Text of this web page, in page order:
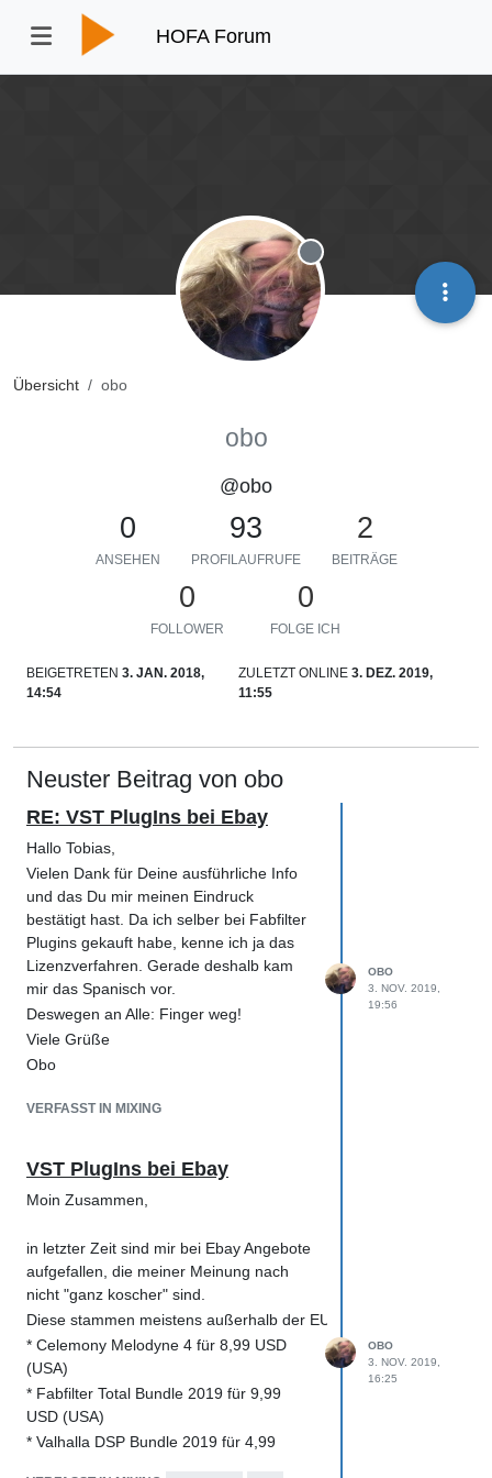
HOFA Forum
Übersicht obo
Offline
obo
@obo
0
ANSEHEN
93
PROFILAUFRUFE
2
BEITRÄGE
0
FOLLOWER
0
FOLGE ICH
BEIGETRETEN 3. JAN. 2018,
14:54
ZULETZT ONLINE 3. DEZ. 2019,
11:55
Neuster Beitrag von obo
RE: VST PlugIns bei Ebay
Hallo Tobias,
Vielen Dank für Deine ausführliche Info
und das Du mir meinen Eindruck
bestätigt hast. Da ich selber bei Fabfilter
Plugins gekauft habe, kenne ich ja das
Lizenzverfahren. Gerade deshalb kam
mir das Spanisch vor.
Deswegen an Alle: Finger weg!
Viele Grüße
Obo
VERFASST IN MIXING
OBO
3. NOV. 2019,
19:56
VST PlugIns bei Ebay
Moin Zusammen,
in letzter Zeit sind mir bei Ebay Angebote
aufgefallen, die meiner Meinung nach
nicht "ganz koscher" sind.
Diese stammen meistens außerhalb der EU (USA, Kanada,
* Celemony Melodyne 4 für 8,99 USD
(USA)
* Fabfilter Total Bundle 2019 für 9,99
USD (USA)
* Valhalla DSP Bundle 2019 für 4,99
OBO
3. NOV. 2019,
16:25